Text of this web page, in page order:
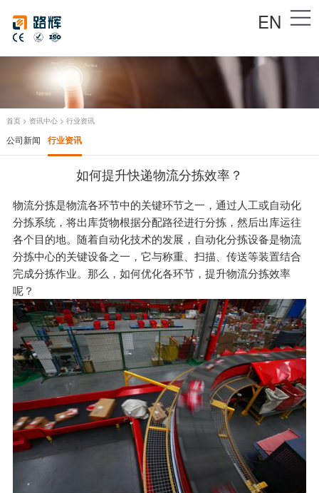
EN
首页> 资讯中心> 行业资讯
公司新闻 行业资讯
如何提升快递物流分拣效率？
物流分拣是物流各环节中的关键环节之一，通过人工或自动化
分拣系统，将出库货物根据分配路径进行分拣，然后出库运往
各个目的地。随着自动化技术的发展，自动化分拣设备是物流
分拣中心的关键设备之一，它与称重、扫描、传送等装置结合
完成分拣作业。那么，如何优化各环节，提升物流分拣效率
呢？